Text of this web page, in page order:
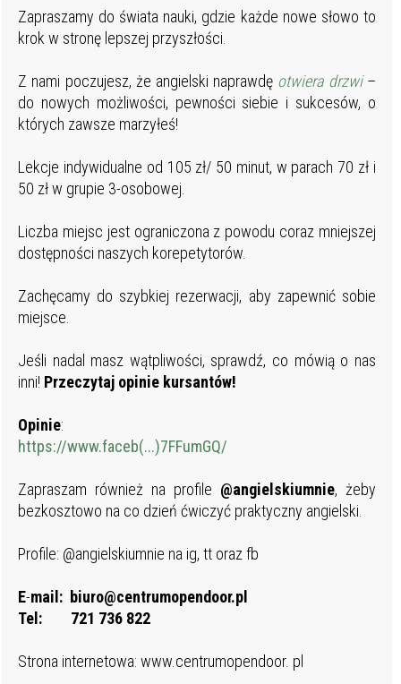
Zapraszamy do świata nauki, gdzie każde nowe słowo to
krok w stronę lepszej przyszłości.
Z nami poczujesz, że angielski naprawdę otwiera drzwi–
do nowych możliwości, pewności siebie i sukcesów, o
których zawsze marzyłeś!
Lekcje indywidualne od 105 zł/ 50 minut, w parach 70 zł i
50 zł w grupie 3-osobowej.
Liczba miejsc jest ograniczona z powodu coraz mniejszej
dostępności naszych korepetytorów.
Zachęcamy do szybkiej rezerwacji, aby zapewnić sobie
miejsce.
Jeśli nadal masz wątpliwości, sprawdź, co mówią o nas
inni! Przeczytaj opinie kursantów!
Opinie:
https://www.faceb(...)7FFumGQ/
Zapraszam również na profile @angielskiumnie, żeby
bezkosztowo na co dzień ćwiczyć praktyczny angielski.
Profile: @angielskiumnie na ig, tt oraz fb
E-mail: biuro@centrumopendoor.pl
Tel: 721 736 822
Strona internetowa: www.centrumopendoor. pl